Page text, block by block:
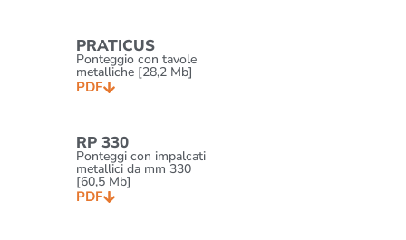
PRATICUS
Ponteggio con tavole
metalliche [28,2 Mb]
PDF
RP 330
Ponteggi con impalcati
metallici da mm 330
[60,5 Mb]
PDF